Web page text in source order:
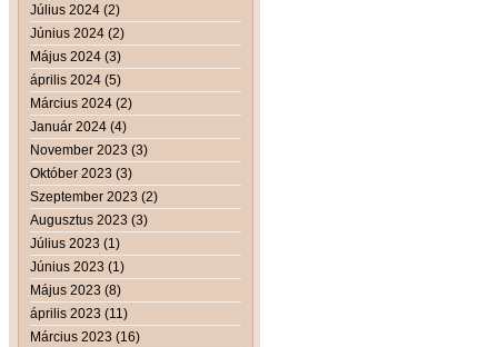
Július 2024 (2)
Június 2024 (2)
Május 2024 (3)
április 2024 (5)
Március 2024 (2)
Január 2024 (4)
November 2023 (3)
Október 2023 (3)
Szeptember 2023 (2)
Augusztus 2023 (3)
Július 2023 (1)
Június 2023 (1)
Május 2023 (8)
április 2023 (11)
Március 2023 (16)